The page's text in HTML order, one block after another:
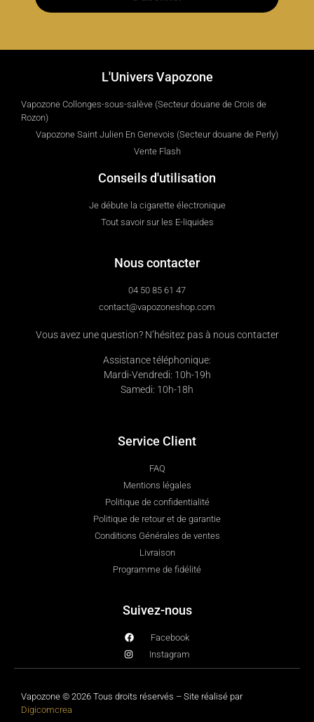
L'Univers Vapozone
Vapozone Collonges-sous-salève (Secteur douane de Crois de
Rozon)
Vapozone Saint Julien En Genevois (Secteur douane de Perly)
Vente Flash
Conseils d'utilisation
Je débute la cigarette électronique
Tout savoir sur les E-liquides
Nous contacter
04 50 85 61 47
contact@vapozoneshop.com
Vous avez une question? N’hésitez pas à nous contacter
Assistance téléphonique:
Mardi-Vendredi: 10h-19h
Samedi: 10h-18h
Service Client
FAQ
Mentions légales
Politique de confidentialité
Politique de retour et de garantie
Conditions Générales de ventes
Livraison
Programme de fidélité
Suivez-nous
Facebook
Instagram
Vapozone © 2026 Tous droits réservés – Site réalisé par
Digicomcrea